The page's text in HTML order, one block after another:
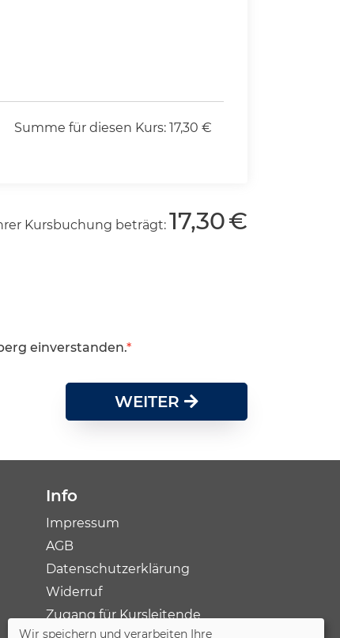
Summe für diesen Kurs: 17,30 €
Kursbuchung beträgt: 17,30€
einverstanden.
WEITER
Info
Impressum
AGB
Datenschutzerklärung
Widerruf
Zugang für Kursleitende
Wir speichern und verarbeiten Ihre